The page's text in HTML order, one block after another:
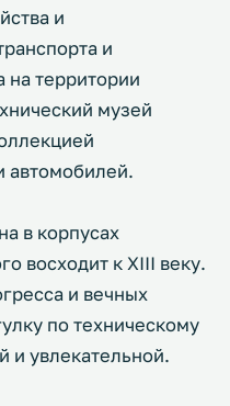
и
и
на территории
музей
автомобилей.
в корпусах
восходит к XIII веку.
и вечных
по техническому
и увлекательной.